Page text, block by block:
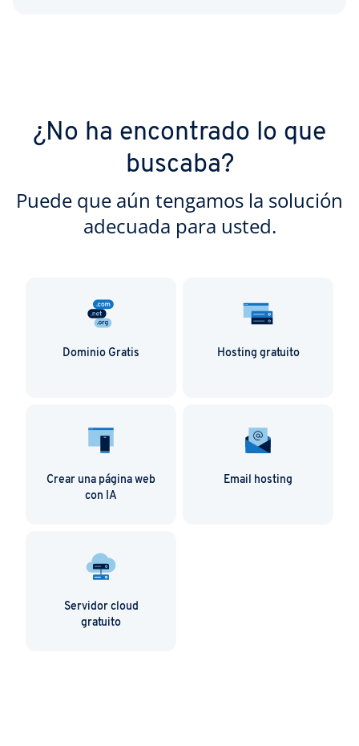
¿No ha encontrado lo que
buscaba?
Puede que aún tengamos la solución
adecuada para usted.
Dominio Gratis Hosting gratuito
Crear una página web
con IA
Email hosting
Servidor cloud
gratuito